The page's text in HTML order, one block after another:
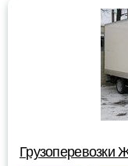
Грузоперевозки